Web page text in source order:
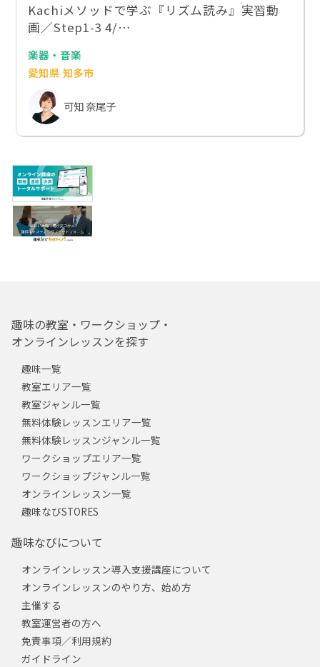
Kachiメソッドで学ぶ『リズム読み』実習動
画／Step1-3 4/…
楽器・音楽
愛知県 知多市
可知 奈尾子
趣味の教室・ワークショップ・
オンラインレッスンを探す
趣味一覧
教室エリア一覧
教室ジャンル一覧
無料体験レッスンエリア一覧
無料体験レッスンジャンル一覧
ワークショップエリア一覧
ワークショップジャンル一覧
オンラインレッスン一覧
趣味なびSTORES
趣味なびについて
オンラインレッスン導入支援講座について
オンラインレッスンのやり方、始め方
主催する
教室運営者の方へ
免責事項／利用規約
ガイドライン